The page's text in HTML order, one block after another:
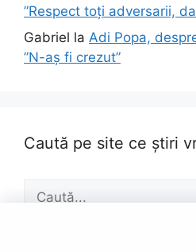
”Respect toți adversarii,
Gabriel la Adi Popa,
”N-aș fi crezut”
Caută pe site ce știri
Caută
după: